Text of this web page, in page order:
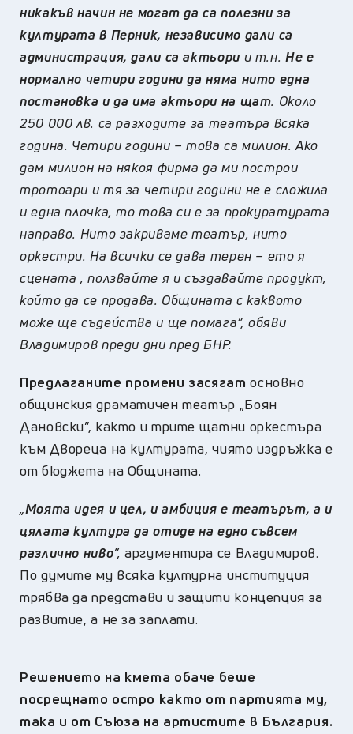
никакъв начин не могат да са полезни за
културата в Перник, независимо дали са
администрация, дали са актьори и т.н. Не е
нормално четири години да няма нито една
постановка и да има актьори на щат. Около
250 000 лв. са разходите за театъра всяка
година. Четири години – това са милион. Ако
дам милион на някоя фирма да ми построи
тротоари и тя за четири години не е сложила
и една плочка, то това си е за прокуратурата
направо. Нито закриваме театър, нито
оркестри. На всички се дава терен – ето я
сцената , ползвайте я и създавайте продукт,
който да се продава. Общината с каквото
може ще съдейства и ще помага”, обяви
Владимиров преди дни пред БНР.
Предлаганите промени засягат основно
общинския драматичен театър „Боян
Дановски”, както и трите щатни оркестъра
към Двореца на културата, чиято издръжка е
от бюджета на Общината.
„Моята идея и цел, и амбиция е театърът, а и
цялата култура да отиде на едно съвсем
различно ниво”, аргументира се Владимиров.
По думите му всяка културна институция
трябва да представи и защити концепция за
развитие, а не за заплати.
Решението на кмета обаче беше
посрещнато остро както от партията му,
така и от Съюза на артистите в България.